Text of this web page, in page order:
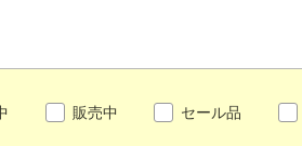
販売中 セール品